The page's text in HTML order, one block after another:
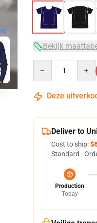
Bekijk
Deze
Deliver to
Cost to ship:
Standard -
Production
Today